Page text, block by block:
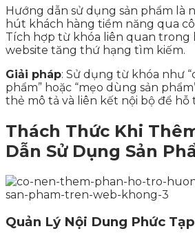
Hướng dẫn sử dụng sản phẩm là
hút khách hàng tiềm năng qua
Tích hợp từ khóa liên quan trong
website tăng thứ hạng tìm kiếm.
Giải pháp: Sử dụng từ khóa như
phẩm” hoặc “mẹo dùng sản
thẻ mô tả và liên kết nội bộ để hỗ
Thách Thức Khi
Dẫn Sử Dụng Sản
Quản Lý Nội Dung Phức Tạp